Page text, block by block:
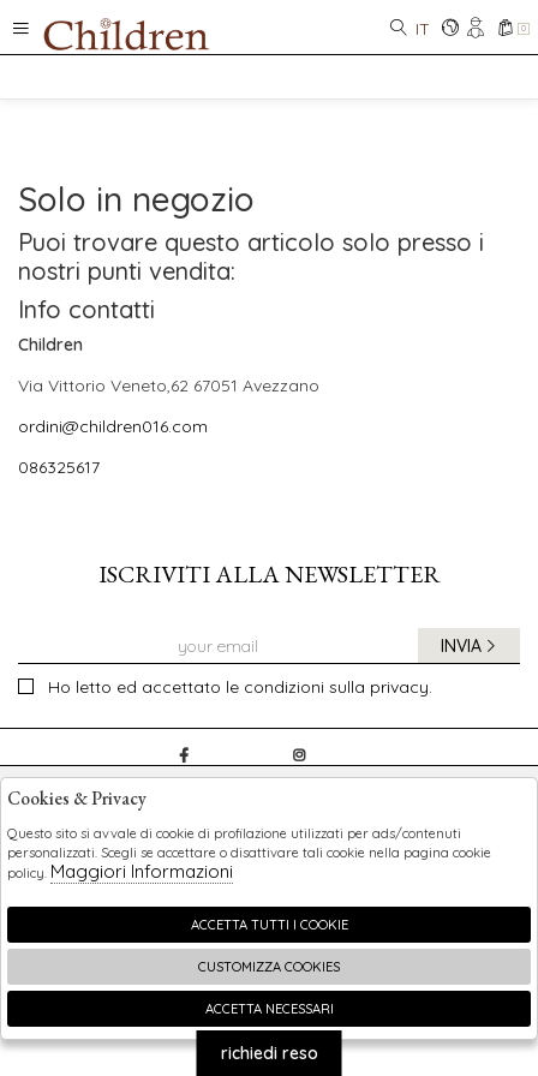
IT 0
Solo in negozio
Puoi trovare questo articolo solo presso i
nostri punti vendita:
Info contatti
Children
Via Vittorio Veneto,62 67051 Avezzano
ordini@children016.com
086325617
ISCRIVITI ALLA NEWSLETTER
Ho letto ed accettato le condizioni sulla privacy.
INVIA
SHOPPING
EXTRA
🍪
richiedi reso
Cookies & Privacy
Questo sito si avvale di cookie di profilazione utilizzati per ads/contenuti
personalizzati. Scegli se accettare o disattivare tali cookie nella pagina cookie
policy. Maggiori Informazioni
ACCETTA TUTTI I COOKIE
CUSTOMIZZA COOKIES
ACCETTA NECESSARI